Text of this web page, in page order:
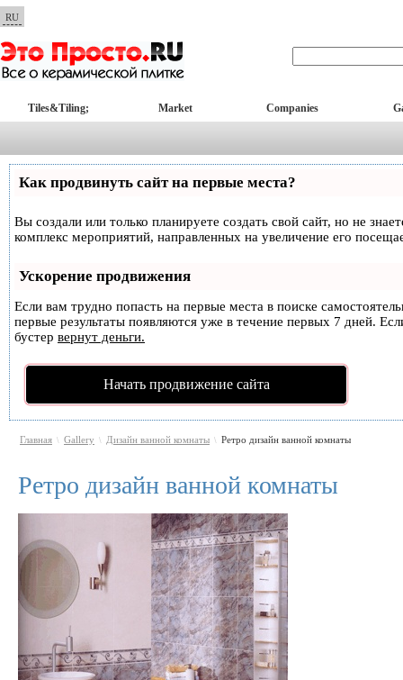
RU
Tiles&Tiling; Market Companies
Как продвинуть сайт на первые места?
Вы создали или только планируете создать свой сайт, но не
комплекс мероприятий, направленных на увеличение его
Ускорение продвижения
Если вам трудно попасть на первые места в поиске
первые результаты появляются уже в течение первых 7 дней.
бустер вернут деньги.
Начать продвижение сайта
Главная \ Gallery \ Дизайн ванной комнаты \ Ретро дизайн ванной комнаты
Ретро дизайн ванной комнаты